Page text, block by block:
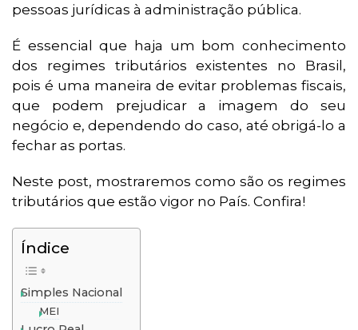
pessoas jurídicas à administração pública.
É essencial que haja um bom conhecimento
dos regimes tributários existentes no Brasil,
pois é uma maneira de evitar problemas fiscais,
que podem prejudicar a imagem do seu
negócio e, dependendo do caso, até obrigá-lo a
fechar as portas.
Neste post, mostraremos como são os regimes
tributários que estão vigor no País. Confira!
Índice
Simples Nacional
MEI